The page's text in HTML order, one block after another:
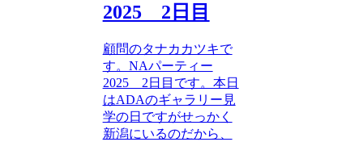
2025 2日目
顧問のタナカカツキで
す。NAパーティー
2025 2日目です。本日
はADAのギャラリー見
学の日ですがせっかく
新潟にいるのだから、